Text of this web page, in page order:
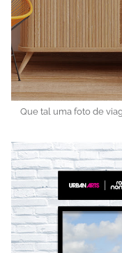
Que tal uma foto de